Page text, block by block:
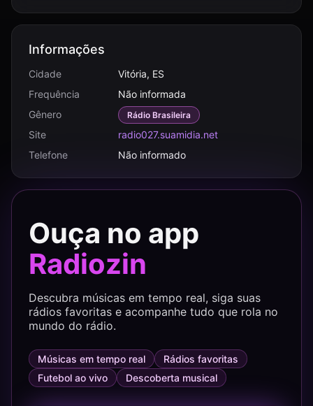
Informações
Cidade
Vitória, ES
Frequência
Não informada
Gênero
Rádio Brasileira
Site
radio027.suamidia.net
Telefone
Não informado
Ouça no app
Radiozin
Descubra músicas em tempo real, siga suas
rádios favoritas e acompanhe tudo que rola no
mundo do rádio.
Músicas em tempo real
Rádios favoritas
Futebol ao vivo
Descoberta musical